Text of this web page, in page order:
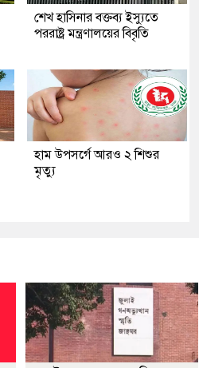
শেখ হাসিনার বক্তব্য ইস্যুতে
পররাষ্ট্র মন্ত্রণালয়ের বিবৃতি
হাম উপসর্গে আরও ২ শিশুর
মৃত্যু